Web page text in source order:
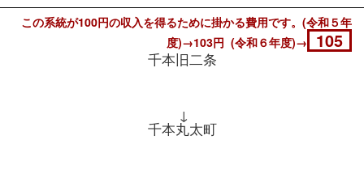
この系統が100円の収入を得るために掛かる費用です。(令和５年
度)→103円 (令和６年度)→
105
千本旧二条
↓
千本丸太町